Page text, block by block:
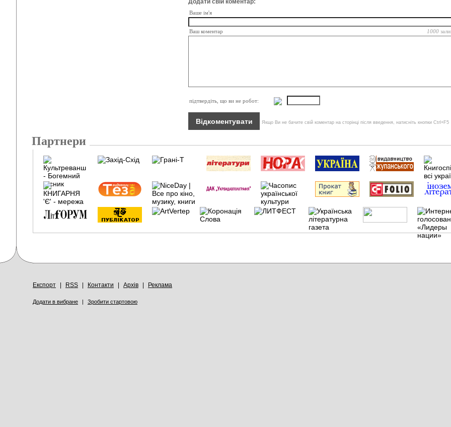
Додати свій коментар:
Ваше ім'я
1000
Ваш коментар
підтвердіть, що ви не робот:
Якщо Ви не бачите свій коментар на сторінці після введення, натисніть кнопки Ctrl+F5
Партнери
Експорт RSS Контакти Архів Реклама
Додати в вибране | Зробити стартовою